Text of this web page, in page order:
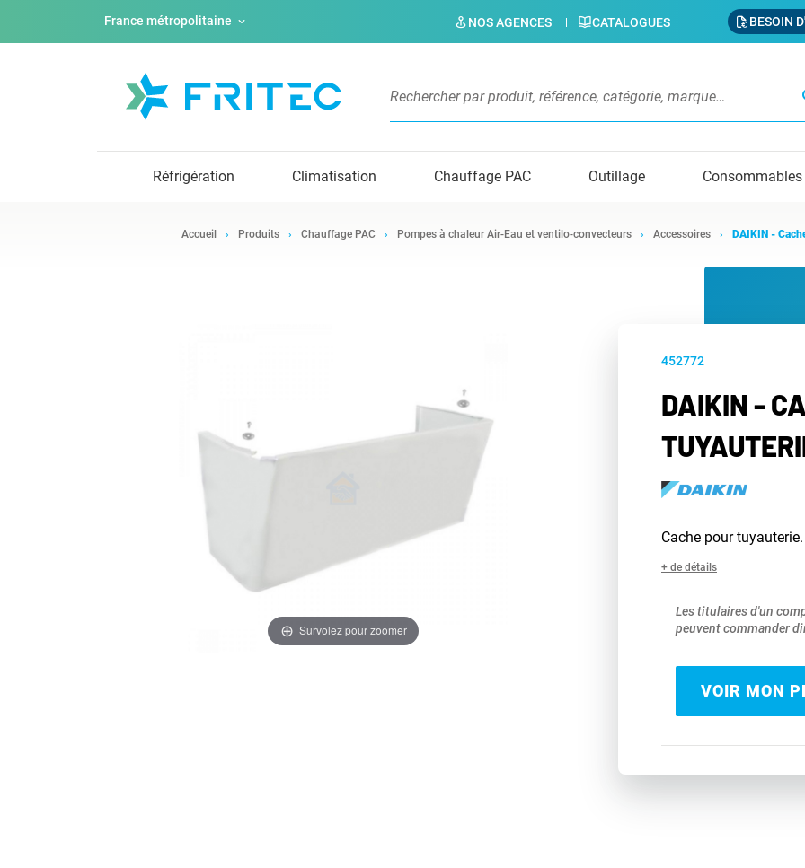
France métropolitaine NOS AGENCES CATALOGUES BESOIN
Réfrigération Climatisation Chauffage PAC Outillage Consommables
Accueil Produits Chauffage PAC Pompes à chaleur Air-Eau et ventilo-convecteurs Accessoires DAIKIN -
Survolez pour zoomer
452772
DAIKIN -
Cache pour tuyauterie.
+ de détails
Les titulaires d'un
peuvent commander
VOIR MON